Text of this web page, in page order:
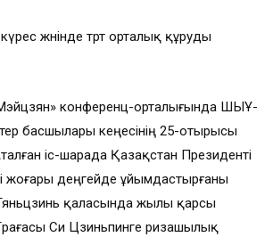
жөнінде төрт орталық құруды
конференц-орталығында ШЫҰ-
басшылары кеңесінің 25-отырысы
іс-шарада Қазақстан Президенті
жоғары деңгейде ұйымдастырғаны
қаласында жылы қарсы
Си Цзиньпинге ризашылық